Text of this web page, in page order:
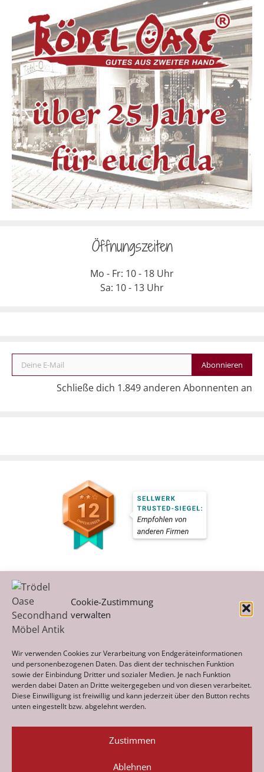
Cookie-Zustimmung
verwalten
Wir verwenden Cookies zur Verarbeitung von Endgeräteinformationen
und personenbezogenen Daten. Das dient der technischen Funktion
sowie der Einbindung Dritter und sozialer Medien. Je nach Funktion
werden dabei Daten an Dritte weitergegeben und von diesen verarbeitet.
Diese Einwilligung ist freiwillig und kann jederzeit über den Button rechts
unten eingestellt bzw. abgelehnt werden.
Zustimmen
Ablehnen
Öffnungszeiten
Mo - Fr: 10 - 18 Uhr
Sa: 10 - 13 Uhr
Deine E-Mail
Abonnieren
Schließe dich 1.849 anderen Abonnenten an
Archiv
Impressum Cookie-Richtlinie (EU)